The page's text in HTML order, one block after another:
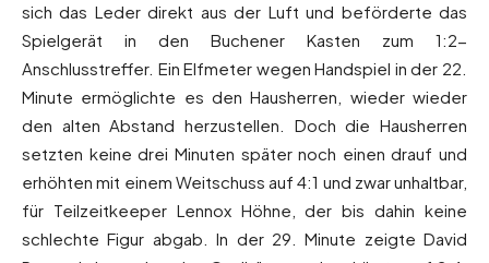
sich das Leder direkt aus der Luft und beförderte das
Spielgerät in den Buchener Kasten zum 1:2-
Anschlusstreffer. Ein Elfmeter wegen Handspiel in der 22.
Minute ermöglichte es den Hausherren, wieder wieder
den alten Abstand herzustellen. Doch die Hausherren
setzten keine drei Minuten später noch einen drauf und
erhöhten mit einem Weitschuss auf 4:1 und zwar unhaltbar,
für Teilzeitkeeper Lennox Höhne, der bis dahin keine
schlechte Figur abgab. In der 29. Minute zeigte David